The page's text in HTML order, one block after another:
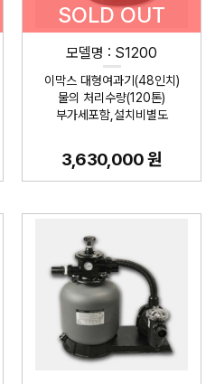
SOLD OUT
모델명 : S1200
이막스 대형여과기(48인치)
물의 처리수량(120톤)
부가세포함,설치비별도
3,630,000 원